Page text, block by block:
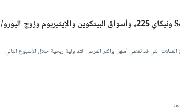
توقعات الفوركس الأسبوعية - مؤشرات ناسداك 100 وS&P500 ونيكاي 225، وأسواق البيتكوين والإيثيريوم وزوج اليورو/
التي قد تعطي أسهل واكثر الفرص التداولية ربحية خلال الأسبوع التالي.